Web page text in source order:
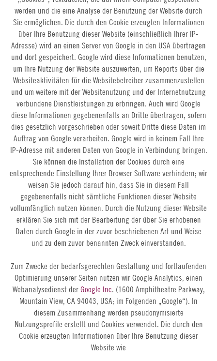
werden und die eine Analyse der Benutzung der Website durch
Sie ermöglichen. Die durch den Cookie erzeugten Informationen
über Ihre Benutzung dieser Website (einschließlich Ihrer IP-
Adresse) wird an einen Server von Google in den USA übertragen
und dort gespeichert. Google wird diese Informationen benutzen,
um Ihre Nutzung der Website auszuwerten, um Reports über die
Websiteaktivitäten für die Websitebetreiber zusammenzustellen
und um weitere mit der Websitenutzung und der Internetnutzung
verbundene Dienstleistungen zu erbringen. Auch wird Google
diese Informationen gegebenenfalls an Dritte übertragen, sofern
dies gesetzlich vorgeschrieben oder soweit Dritte diese Daten im
Auftrag von Google verarbeiten. Google wird in keinem Fall Ihre
IP-Adresse mit anderen Daten von Google in Verbindung bringen.
Sie können die Installation der Cookies durch eine
entsprechende Einstellung Ihrer Browser Software verhindern; wir
weisen Sie jedoch darauf hin, dass Sie in diesem Fall
gegebenenfalls nicht sämtliche Funktionen dieser Website
vollumfänglich nutzen können. Durch die Nutzung dieser Website
erklären Sie sich mit der Bearbeitung der über Sie erhobenen
Daten durch Google in der zuvor beschriebenen Art und Weise
und zu dem zuvor benannten Zweck einverstanden.
Zum Zwecke der bedarfsgerechten Gestaltung und fortlaufenden
Optimierung unserer Seiten nutzen wir Google Analytics, einen
Webanalysedienst der Google Inc. (1600 Amphitheatre Parkway,
Mountain View, CA 94043, USA; im Folgenden „Google“). In
diesem Zusammenhang werden pseudonymisierte
Nutzungsprofile erstellt und Cookies verwendet. Die durch den
Cookie erzeugten Informationen über Ihre Benutzung dieser
Website wie